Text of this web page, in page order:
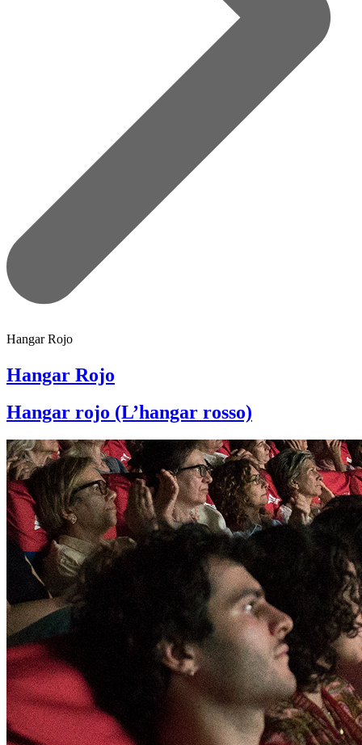
Hangar Rojo
Hangar Rojo
Hangar rojo (L’hangar rosso)